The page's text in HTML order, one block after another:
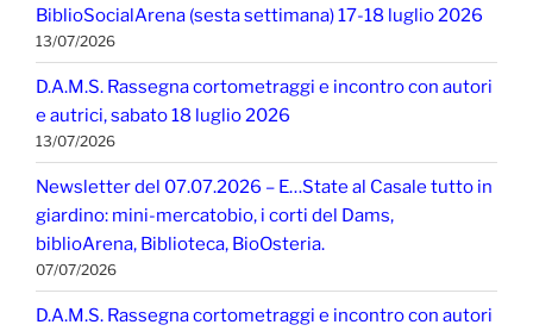
BiblioSocialArena (sesta settimana) 17-18 luglio 2026
13/07/2026
D.A.M.S. Rassegna cortometraggi e incontro con autori
e autrici, sabato 18 luglio 2026
13/07/2026
Newsletter del 07.07.2026 – E…State al Casale tutto in
giardino: mini-mercatobio, i corti del Dams,
biblioArena, Biblioteca, BioOsteria.
07/07/2026
D.A.M.S. Rassegna cortometraggi e incontro con autori